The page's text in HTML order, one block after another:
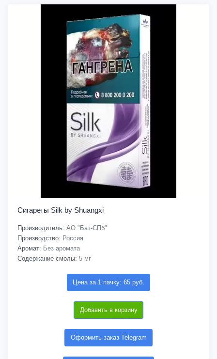
Сигареты Silk by Shuangxi
Производитель: АО "Бат-СПб"
Производство: Россия
Аромат: Без аромата
Содержание смолы: 5 мг
Цена за 1 пачку: 65 руб.
Добавить в корзину
Оформить заказ Telegram